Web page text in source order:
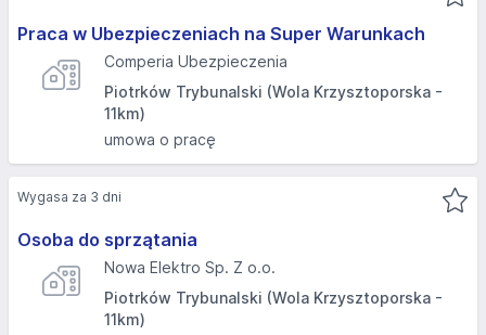
Praca w Ubezpieczeniach na Super Warunkach
Comperia Ubezpieczenia
Piotrków Trybunalski (Wola Krzysztoporska -
11km)
umowa o pracę
Osoba do sprzątania
Nowa Elektro Sp. Z o.o.
Piotrków Trybunalski (Wola Krzysztoporska -
11km)
Wygasa za 3 dni